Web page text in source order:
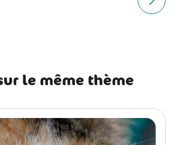
chat : causes, symptômes,Article
le même thème